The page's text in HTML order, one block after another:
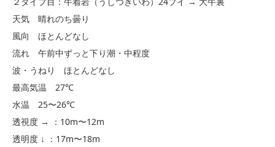
天気 晴れのち曇り
風向 ほとんどなし
流れ 午前中ずっと下り潮・中程度
波・うねり ほとんどなし
最高気温 27℃
水温 25〜26℃
透視度 → ：10m〜12m
透明度 ↓ ：17m〜18m